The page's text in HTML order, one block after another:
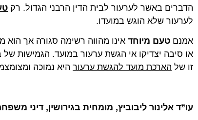
הדברים באשר לערעור לבית הדין הרבני הגדול. רק
לערעור שלא הוגש במועדו.
אמנם טעם מיוחד אינו מהווה רשימה סגורה אך הוא
או סיבה יצדיקו אי הגשת ערעור במועד. הגמישות של
זו של הארכת מועד להגשת ערעור היא נמוכה
עו”ד אלינור ליבוביץ, מומחית בגירושין, דיני